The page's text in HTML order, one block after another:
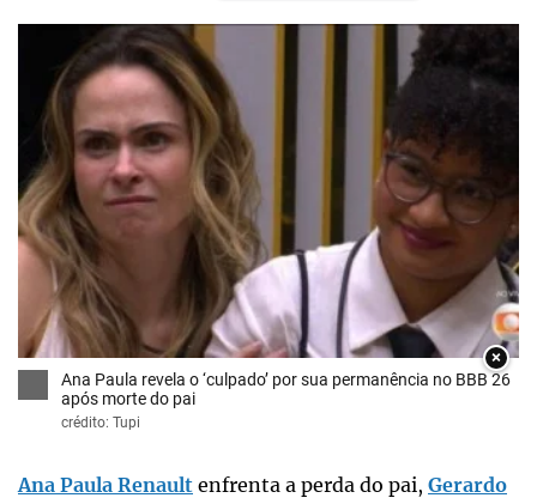
×
Ana Paula revela o ‘culpado’ por sua permanência no BBB 26
após morte do pai
crédito: Tupi
Ana Paula Renault enfrenta a perda do pai, Gerardo